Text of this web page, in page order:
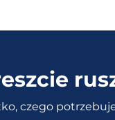
czego